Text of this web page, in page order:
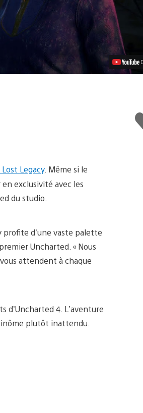
Legacy. Même si le
exclusivité avec les
du studio.
profite d’une vaste palette
Uncharted. « Nous
attendent à chaque
d’Uncharted 4. L’aventure
plutôt inattendu.